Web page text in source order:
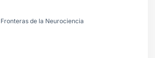
Fronteras de la Neurociencia